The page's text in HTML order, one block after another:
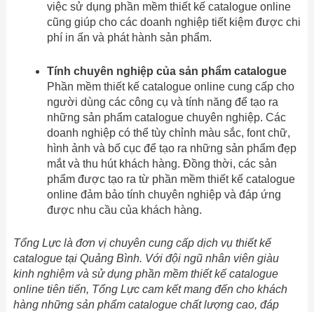
việc sử dụng phần mềm thiết kế catalogue online
cũng giúp cho các doanh nghiệp tiết kiệm được chi
phí in ấn và phát hành sản phẩm.
Tính chuyên nghiệp của sản phẩm catalogue
Phần mềm thiết kế catalogue online cung cấp cho
người dùng các công cụ và tính năng để tạo ra
những sản phẩm catalogue chuyên nghiệp. Các
doanh nghiệp có thể tùy chỉnh màu sắc, font chữ,
hình ảnh và bố cục để tạo ra những sản phẩm đẹp
mắt và thu hút khách hàng. Đồng thời, các sản
phẩm được tạo ra từ phần mềm thiết kế catalogue
online đảm bảo tính chuyên nghiệp và đáp ứng
được nhu cầu của khách hàng.
Tổng Lực là đơn vị chuyên cung cấp dịch vụ thiết kế
catalogue tại Quảng Bình. Với đội ngũ nhân viên giàu
kinh nghiệm và sử dụng phần mềm thiết kế catalogue
online tiên tiến, Tổng Lực cam kết mang đến cho khách
hàng những sản phẩm catalogue chất lượng cao, đáp